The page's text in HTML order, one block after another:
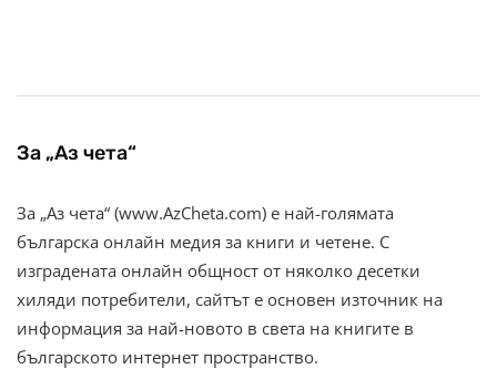
За „Аз чета“
За „Аз чета“ (www.AzCheta.com) е най-голямата
българска онлайн медия за книги и четене. С
изградената онлайн общност от няколко десетки
хиляди потребители, сайтът е основен източник на
информация за най-новото в света на книгите в
българското интернет пространство.